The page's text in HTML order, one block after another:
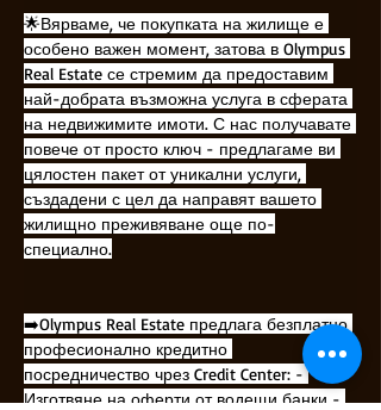
🌟Вярваме, че покупката на жилище е
особено важен момент, затова в Olympus
Real Estate се стремим да предоставим
най-добрата възможна услуга в сферата
на недвижимите имоти. С нас получавате
повече от просто ключ - предлагаме ви
цялостен пакет от уникални услуги,
създадени с цел да направят вашето
жилищно преживяване още по-
специално.
➡️Olympus Real Estate предлага безплатно
професионално кредитно
посредничество чрез Credit Center: -
Изготвяне на оферти от водещи банки -